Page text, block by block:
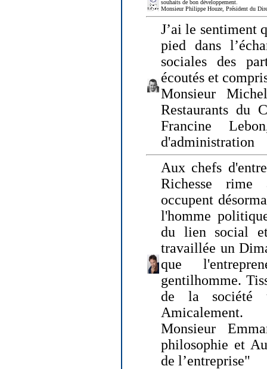
souhaits de bon développement.
Monsieur Philippe Houze, Président du
J’ai le sentiment
pied dans
sociales des
écoutés et
Monsieur
Restaurants du
Francine
d'administration
Aux chefs
Richesse rime
occupent
l'homme
du lien social
travaillée un
que
gentilhomme.
de la société
Amicalement.
Monsieur
philosophie et
de l’entreprise"